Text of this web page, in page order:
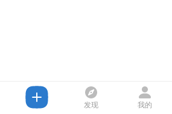
发现 我的